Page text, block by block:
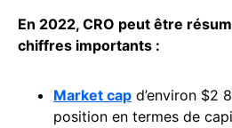
En 2022, CRO peut être
chiffres importants :
Market cap d’environ $2
position en termes de